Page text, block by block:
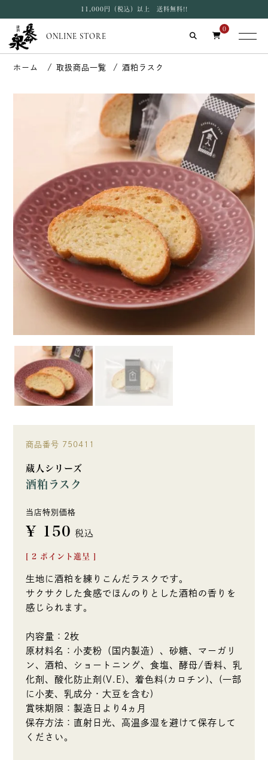
11,000円（税込）以上 送料無料!!
ONLINE STORE
0
取扱商品一覧 酒粕ラスク
商品番号 750411
蔵人シリーズ
酒粕ラスク
当店特別価格
¥ 150 税込
2 ポイント進呈 ]
生地に酒粕を練りこんだラスクです。
サクサクした食感でほんのりとした酒粕の香りを
感じられます。
内容量：2枚
原材料名：小麦粉（国内製造）、砂糖、マーガリ
ン、酒粕、ショートニング、食塩、酵母/香料、乳
化剤、酸化防止剤(V.E)、着色料(カロチン)、(一部
に小麦、乳成分・大豆を含む)
賞味期限：製造日より4ヵ月
保存方法：直射日光、高温多湿を避けて保存して
ください。